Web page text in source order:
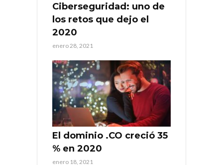
Ciberseguridad: uno de
los retos que dejo el
2020
enero 28, 2021
El dominio .CO creció 35
% en 2020
enero 18, 2021